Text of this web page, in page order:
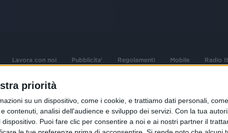
priorità
su un dispositivo, come i cookie, e trattiamo dati personali,
contenuti, analisi dell'audience e sviluppo dei servizi. Con la tua
Puoi fare clic per consentire a noi e ai nostri partner il
Lavora con noi Pubblicita' Regolamenti Mobile Radio
Per le opere dell'ingegno
dei diritti d'autore e dei diritti
Milano - C.F. e n° iscrizione
Sede Amministrativa: Viale
02 25444220
Sede Legale: Via Savona 97,